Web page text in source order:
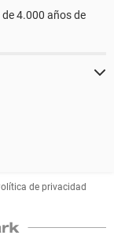
4.000 años de
de privacidad